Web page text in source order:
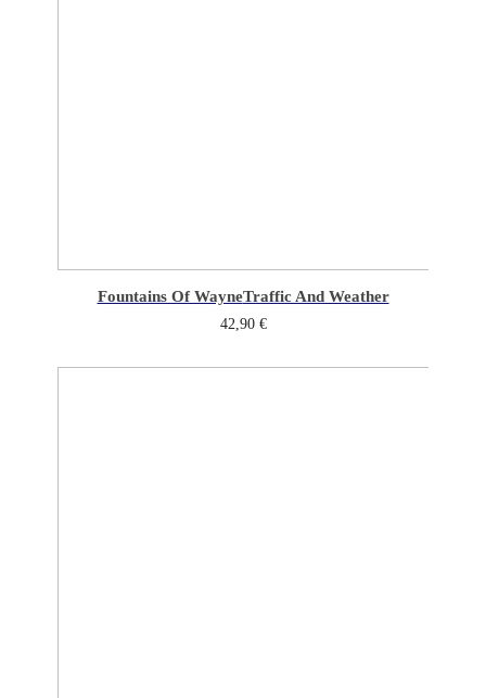
Fountains Of WayneTraffic And Weather
42,90 €